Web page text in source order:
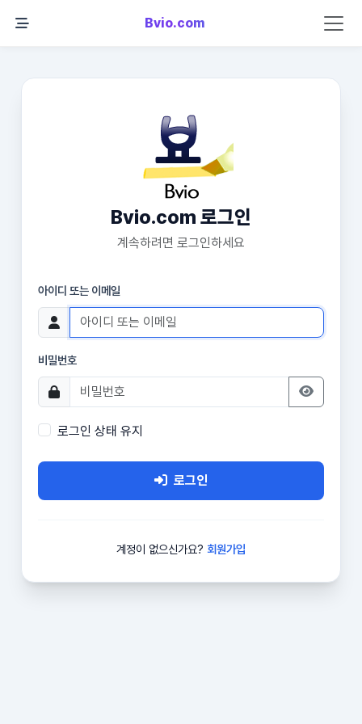
Bvio.com
Bvio.com 로그인
계속하려면 로그인하세요
아이디 또는 이메일
비밀번호
로그인 상태 유지
로그인
계정이 없으신가요? 회원가입